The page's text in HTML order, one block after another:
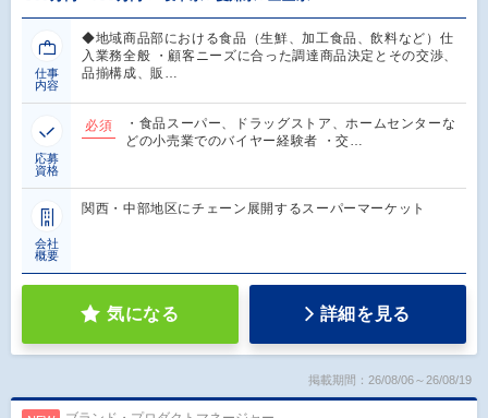
仕事
内容
◆地域商品部における食品（生鮮、加工食品、飲料など）仕
入業務全般 ・顧客ニーズに合った調達商品決定とその交渉、
品揃構成、販…
応募
資格
必須
・食品スーパー、ドラッグストア、ホームセンターな
どの小売業でのバイヤー経験者 ・交…
会社
概要
関西・中部地区にチェーン展開するスーパーマーケット
気になる 詳細を見る
掲載期間：26/08/06～26/08/19